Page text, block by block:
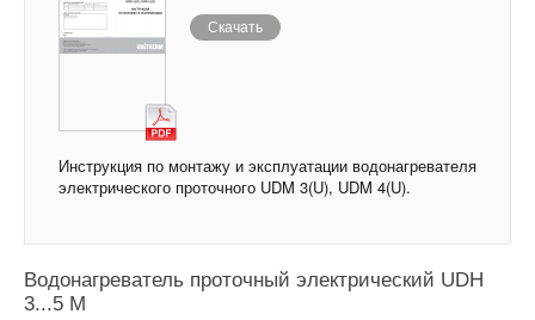
Скачать
Инструкция по монтажу и эксплуатации водонагревателя
электрического проточного UDM 3(U), UDM 4(U).
Водонагреватель проточный электрический UDH
3...5 M